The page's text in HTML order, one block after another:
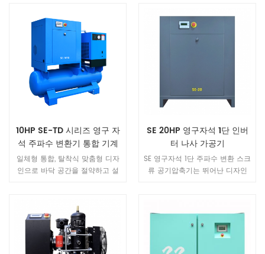
은 로터의 내부 구조를 최적화하
고 고효율 2 단 압축은 세계를 제
공합니다최고 수준의 변위.
40% 최적화되어 컴팩트한 디자인
으로 맛을 새롭게 하고 고품질 기
술로 독창성을 계승합니다. 소재
표현합니다.
10HP SE-TD 시리즈 영구 자
석 주파수 변환기 통합 기계
일체형 통합, 탈착식 맞춤형 디자
인으로 바닥 공간을 절약하고 설
를 연결하고 전원 공급 장치를 연
결하기만 하면 됩니다. 다양한 작
업 환경을 충족하는 만능 플러그
앤 플레이.
SE 20HP 영구자석 1단 인버
터 나사 가공기
SE 영구자석 1단 주파수 변환 스크
류 공기압축기는 뛰어난 디자인
강력한 파워로 곳곳에서 퀄리티와
섬세함을 보여주며, 컬러, 디자인,
소재 등 디테일 하나하나까지 완